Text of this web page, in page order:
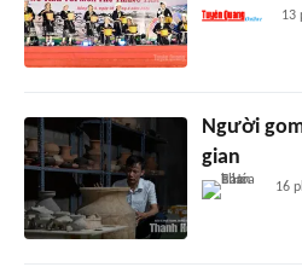
13
Người
gian
16